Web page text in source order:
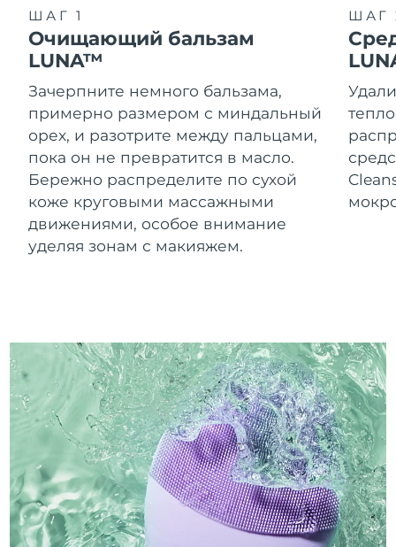
ШАГ 1
Очищающий бальзам
LUNA™
Зачерпните немного бальзама,
примерно размером с миндальный
орех, и разотрите между пальцами,
пока он не превратится в масло.
Бережно распределите по сухой
коже круговыми массажными
движениями, особое внимание
уделяя зонам с макияжем.
ШАГ